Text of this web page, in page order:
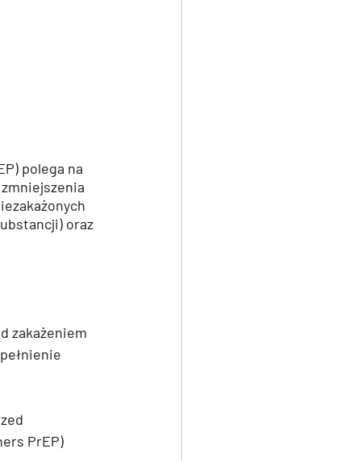
polega na
oraz
zakażeniem
PrEP)